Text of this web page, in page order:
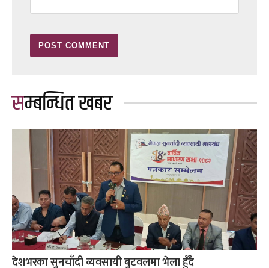
सम्बन्धित खबर
देशभरका सुनचाँदी व्यवसायी बुटवलमा भेला हुँदै